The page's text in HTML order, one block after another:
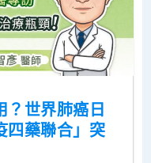
？世界肺癌日
四藥聯合」突